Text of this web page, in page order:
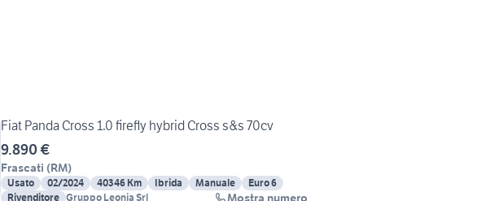
Fiat Panda Cross 1.0 firefly hybrid Cross s&s 70cv
9.890 €
Frascati (RM)
Usato 02/2024 40346 Km Ibrida Manuale
Euro 6
Rivenditore Gruppo Leonia Srl Mostra numero